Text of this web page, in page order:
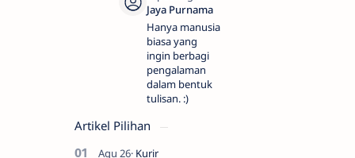
Hanya manusia
biasa yang
ingin berbagi
pengalaman
dalam bentuk
tulisan. :)
Artikel Pilihan